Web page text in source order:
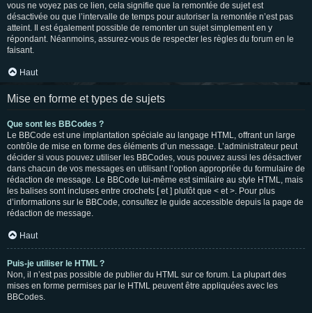
vous ne voyez pas ce lien, cela signifie que la remontée de sujet est
désactivée ou que l’intervalle de temps pour autoriser la remontée n’est pas
atteint. Il est également possible de remonter un sujet simplement en y
répondant. Néanmoins, assurez-vous de respecter les règles du forum en le
faisant.
Haut
Mise en forme et types de sujets
Que sont les BBCodes ?
Le BBCode est une implantation spéciale au langage HTML, offrant un large
contrôle de mise en forme des éléments d’un message. L’administrateur peut
décider si vous pouvez utiliser les BBCodes, vous pouvez aussi les désactiver
dans chacun de vos messages en utilisant l’option appropriée du formulaire de
rédaction de message. Le BBCode lui-même est similaire au style HTML, mais
les balises sont incluses entre crochets [ et ] plutôt que < et >. Pour plus
d’informations sur le BBCode, consultez le guide accessible depuis la page de
rédaction de message.
Haut
Puis-je utiliser le HTML ?
Non, il n’est pas possible de publier du HTML sur ce forum. La plupart des
mises en forme permises par le HTML peuvent être appliquées avec les
BBCodes.